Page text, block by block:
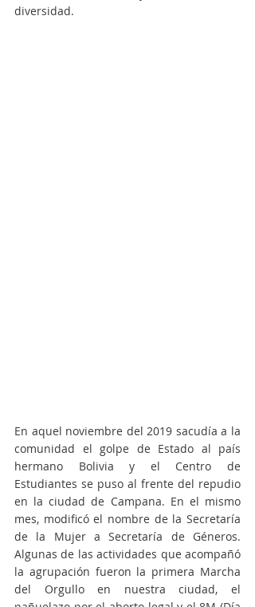
diversidad.
En aquel noviembre del 2019 sacudía a la
comunidad el golpe de Estado al país
hermano Bolivia y el Centro de
Estudiantes se puso al frente del repudio
en la ciudad de Campana. En el mismo
mes, modificó el nombre de la Secretaría
de la Mujer a Secretaría de Géneros.
Algunas de las actividades que acompañó
la agrupación fueron la primera Marcha
del Orgullo en nuestra ciudad, el